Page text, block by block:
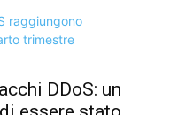
DDoS: un